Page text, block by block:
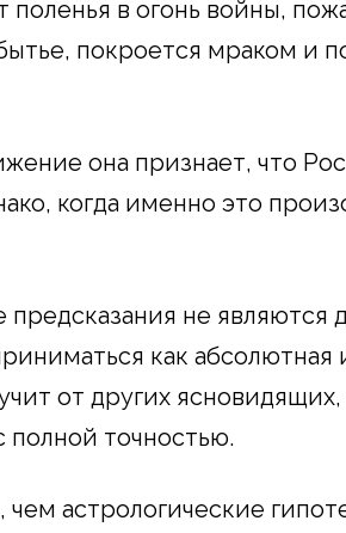
поленья в огонь войны,
покроется мраком и
она признает, что
когда именно это
не являются
как абсолютная
от других
полной точностью.
астрологические